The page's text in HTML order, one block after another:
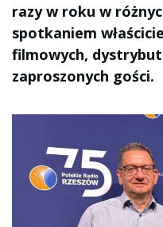
razy w roku w
spotkaniem
filmowych,
zaproszonych gości.